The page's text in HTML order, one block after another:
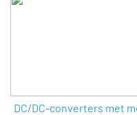
DC/DC-converters met